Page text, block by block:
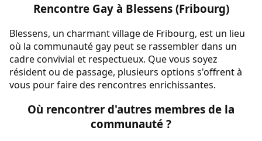
Rencontre Gay à Blessens (Fribourg)
Blessens, un charmant village de Fribourg, est un lieu
où la communauté gay peut se rassembler dans un
cadre convivial et respectueux. Que vous soyez
résident ou de passage, plusieurs options s'offrent à
vous pour faire des rencontres enrichissantes.
Où rencontrer d'autres membres de la
communauté ?